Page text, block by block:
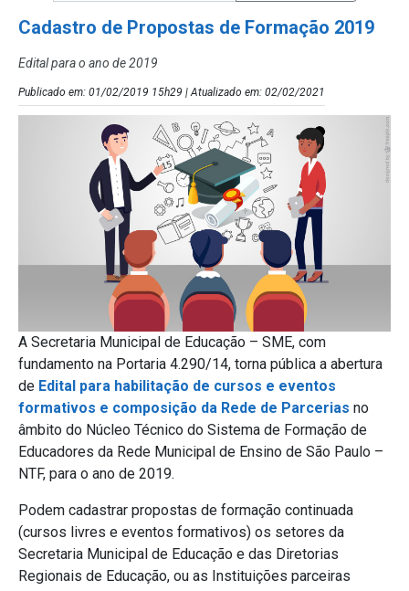
Cadastro de Propostas de Formação 2019
Edital para o ano de 2019
Publicado em: 01/02/2019 15h29 | Atualizado em: 02/02/2021
A Secretaria Municipal de Educação – SME, com
fundamento na Portaria 4.290/14, torna pública a abertura
de Edital para habilitação de cursos e eventos
formativos e composição da Rede de Parcerias no
âmbito do Núcleo Técnico do Sistema de Formação de
Educadores da Rede Municipal de Ensino de São Paulo –
NTF, para o ano de 2019.
Podem cadastrar propostas de formação continuada
(cursos livres e eventos formativos) os setores da
Secretaria Municipal de Educação e das Diretorias
Regionais de Educação, ou as Instituições parceiras